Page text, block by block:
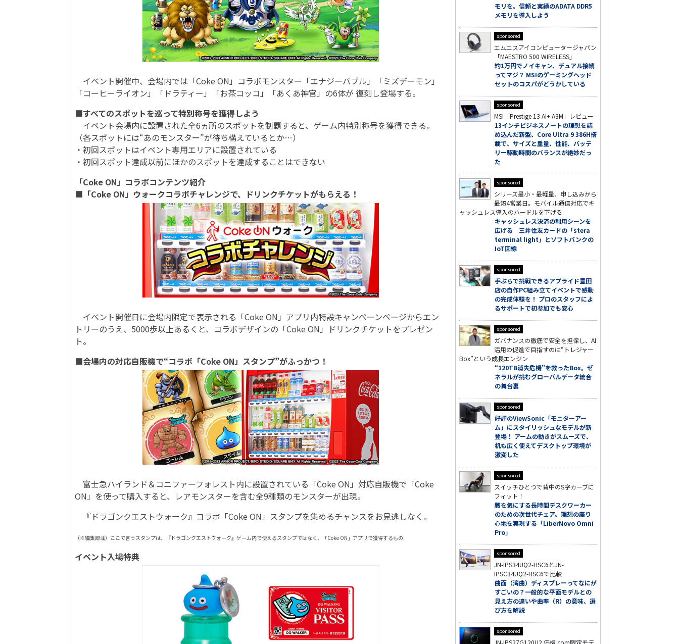
イベント開催中、会場内では「Coke ON」コラボモンスター「エナジーバブル」「ミズデーモン」
「コーヒーライオン」「ドラティー」「お茶コッコ」「あくあ神官」の6体が 復刻し登場する。
■すべてのスポットを巡って特別称号を獲得しよう
イベント会場内に設置された全6ヵ所のスポットを制覇すると、ゲーム内特別称号を獲得できる。
（各スポットには“あのモンスター”が待ち構えているとか…）
・初回スポットはイベント専用エリアに設置されている
・初回スポット達成以前にほかのスポットを達成することはできない
「Coke ON」コラボコンテンツ紹介
■「Coke ON」ウォークコラボチャレンジで、ドリンクチケットがもらえる！
イベント開催日に会場内限定で表示される「Coke ON」アプリ内特設キャンペーンページからエン
トリーのうえ、5000歩以上あるくと、コラボデザインの「Coke ON」ドリンクチケットをプレゼン
ト。
■会場内の対応自販機で“コラボ「Coke ON」スタンプ”がふっかつ！
富士急ハイランド＆コニファーフォレスト内に設置されている「Coke ON」対応自販機で「Coke
ON」を使って購入すると、レアモンスターを含む全9種類のモンスターが出現。
『ドラゴンクエストウォーク』コラボ「Coke ON」スタンプを集めるチャンスをお見逃しなく。
（※編集部注）ここで言うスタンプは、『ドラゴンクエストウォーク』ゲーム内で使えるスタンプではなく、「Coke ON」アプリで獲得するもの
イベント入場特典
モリを。信頼と実績のADATA DDR5
メモリを導入しよう
sponsored
エムエスアイコンピュータージャパン
「MAESTRO 500 WIRELESS」
約1万円でノイキャン、デュアル接続
ってマジ？ MSIのゲーミングヘッド
セットのコスパがどうかしている
sponsored
MSI「Prestige 13 AI+ A3M」レビュー
13インチビジネスノートの理想を詰
め込んだ新型、Core Ultra 9 386H搭
載で、サイズと重量、性能、バッテ
リー駆動時間のバランスが絶妙だっ
た
sponsored
シリーズ最小・最軽量、申し込みから
最短4営業日。モバイル通信対応でキ
ャッシュレス導入のハードルを下げる
キャッシュレス決済の利用シーンを
広げる 三井住友カードの「stera
terminal light」とソフトバンクの
IoT回線
sponsored
手ぶらで挑戦できるアプライド豊田
店の自作PC組み立てイベントで感動
の完成体験を！ プロのスタッフによ
るサポートで初参加でも安心
sponsored
ガバナンスの徹底で安全を担保し、AI
活用の促進で目指すのは“トレジャー
Box”という成長エンジン
“120TB消失危機”を救ったBox。ゼ
ネラルが挑むグローバルデータ統合
の舞台裏
sponsored
好評のViewSonic「モニターアー
ム」にスタイリッシュなモデルが新
登場！ アームの動きがスムーズで、
机も広く使えてデスクトップ環境が
激変した
sponsored
スイッチひとつで背中のS字カーブに
フィット！
腰を気にする長時間デスクワーカー
のための次世代チェア。理想の座り
心地を実現する「LiberNovo Omni
Pro」
sponsored
JN-IPS34UQ2-HSC6とJN-
IPSC34UQ2-HSC6で比較
曲面（湾曲）ディスプレーってなにが
すごいの？一般的な平面モデルとの
見え方の違いや曲率（R）の意味、選
び方を解説
sponsored
JN-IPS27G120U2 価格.com限定モデ